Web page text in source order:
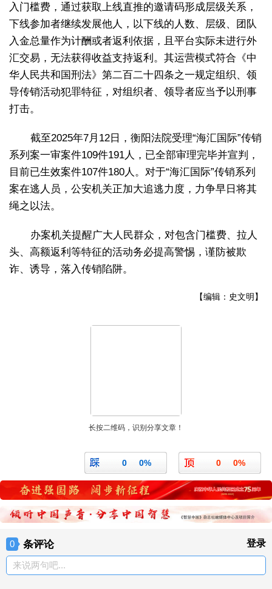
入门槛费，通过获取上线直推的邀请码形成层级关系，
下线参加者继续发展他人，以下线的人数、层级、团队
入金总量作为计酬或者返利依据，且平台实际未进行外
汇交易，无法获得收益支持返利。其运营模式符合《中
华人民共和国刑法》第二百二十四条之一规定组织、领
导传销活动犯罪特征，对组织者、领导者应当予以刑事
打击。
截至2025年7月12日，衡阳法院受理“海汇国际”传销
系列案一审案件109件191人，已全部审理完毕并宣判，
目前已生效案件107件180人。对于“海汇国际”传销系列
案在逃人员，公安机关正加大追逃力度，力争早日将其
绳之以法。
办案机关提醒广大人民群众，对包含门槛费、拉人
头、高额返利等特征的活动务必提高警惕，谨防被欺
诈、诱导，落入传销陷阱。
【编辑：史文明】
长按二维码，识别分享文章！
0 0%
0 0%
0 条评论 登录
来说两句吧...